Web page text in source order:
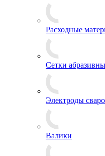
Расходные
Сетки
Электроды
Валики